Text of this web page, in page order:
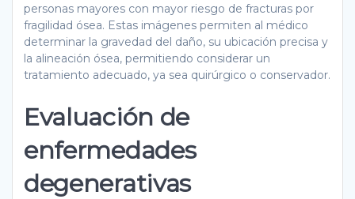
personas mayores con mayor riesgo de fracturas por
fragilidad ósea. Estas imágenes permiten al médico
determinar la gravedad del daño, su ubicación precisa y
la alineación ósea, permitiendo considerar un
tratamiento adecuado, ya sea quirúrgico o conservador.
Evaluación de
enfermedades
degenerativas